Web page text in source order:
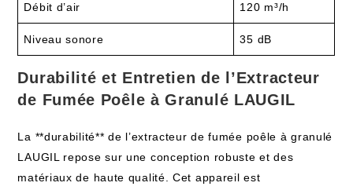
Débit d’air 120 m³/h
Niveau sonore 35 dB
Durabilité et Entretien de l’Extracteur
de Fumée Poêle à Granulé LAUGIL
La **durabilité** de l’extracteur de fumée poêle à granulé
LAUGIL repose sur une conception robuste et des
matériaux de haute qualité. Cet appareil est